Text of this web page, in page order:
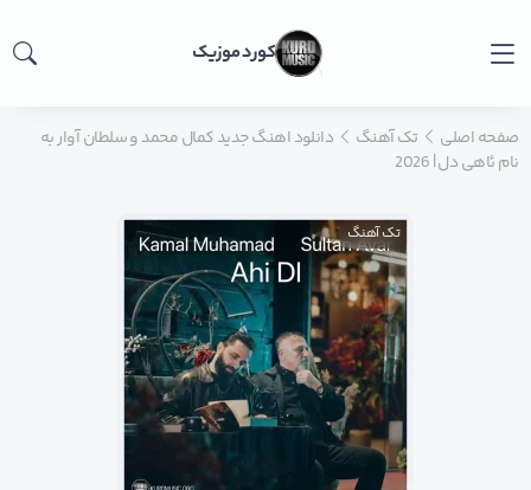
کورد موزیک
صفحه اصلی تک آهنگ
دانلود اهنگ جدید کمال محمد و سلطان آوار به
نام ئاهی دل | 2026
تک آهنگ